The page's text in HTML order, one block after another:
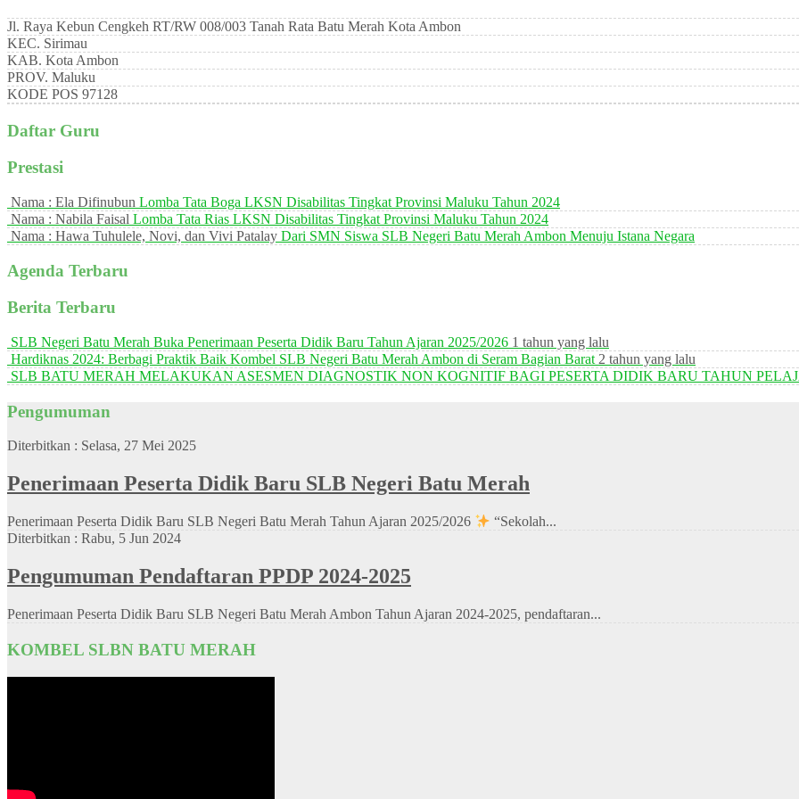
Jl. Raya Kebun Cengkeh RT/RW 008/003 Tanah Rata Batu Merah Kota Ambon
KEC. Sirimau
KAB. Kota Ambon
PROV. Maluku
KODE POS 97128
Daftar Guru
Prestasi
Nama : Ela Difinubun Lomba Tata Boga LKSN Disabilitas Tingkat Provinsi Maluku Tahun 2024
Nama : Nabila Faisal Lomba Tata Rias LKSN Disabilitas Tingkat Provinsi Maluku Tahun 2024
Nama : Hawa Tuhulele, Novi, dan Vivi Patalay Dari SMN Siswa SLB Negeri Batu Merah Ambon Menuju Istana Negara
Agenda Terbaru
Berita Terbaru
SLB Negeri Batu Merah Buka Penerimaan Peserta Didik Baru Tahun Ajaran 2025/2026 1 tahun yang lalu
Hardiknas 2024: Berbagi Praktik Baik Kombel SLB Negeri Batu Merah Ambon di Seram Bagian Barat 2 tahun yang lalu
SLB BATU MERAH MELAKUKAN ASESMEN DIAGNOSTIK NON KOGNITIF BAGI PESERTA DIDIK BARU TAHUN
Pengumuman
Diterbitkan : Selasa, 27 Mei 2025
Penerimaan Peserta Didik Baru SLB Negeri Batu Merah
Penerimaan Peserta Didik Baru SLB Negeri Batu Merah Tahun Ajaran 2025/2026
“Sekolah...
Diterbitkan : Rabu, 5 Jun 2024
Pengumuman Pendaftaran PPDP 2024-2025
Penerimaan Peserta Didik Baru SLB Negeri Batu Merah Ambon Tahun Ajaran 2024-2025, pendaftaran...
KOMBEL SLBN BATU MERAH